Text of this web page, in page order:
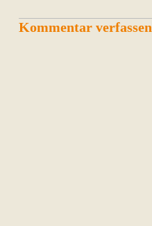
Kommentar verfassen